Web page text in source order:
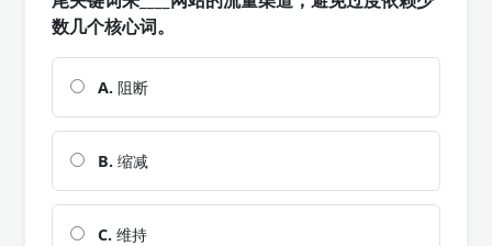
数几个核心词。
A. 阻断
B. 缩减
C. 维持